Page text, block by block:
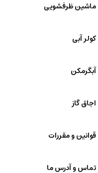
ماشین ظرفشویی
کولر آبی
آبگرمکن
اجاق گاز
قوانین و مقررات
تماس و آدرس ما